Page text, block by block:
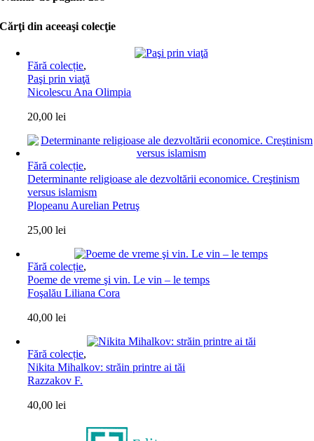
Cărţi din aceeaşi colecţie
Fără colecție,
Paşi prin viaţă
Nicolescu Ana Olimpia
20,00lei
Fără colecție,
Determinante religioase ale dezvoltării economice. Creştinism
versus islamism
Plopeanu Aurelian Petruş
25,00lei
Fără colecție,
Poeme de vreme şi vin. Le vin – le temps
Foşalău Liliana Cora
40,00lei
Fără colecție,
Nikita Mihalkov: străin printre ai tăi
Razzakov F.
40,00lei